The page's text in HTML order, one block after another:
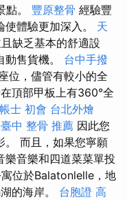
點。 豐原整骨 經驗豐
體驗更加深入。 天
缺乏基本的舒適設
售貨機。 台中手撥
位，儘管有較小的全
頂部甲板上有360°全
士 初會 台北外燴
臺中 整骨 推薦 因此您
。 而且，如果您寧願
樂音樂和四道菜菜單投
位於Balatonlelle，地
的海岸。 台胞證 高